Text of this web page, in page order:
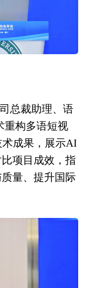
总裁助理、语
重构多语短视
成果，展示AI
项目成效，指
量、提升国际